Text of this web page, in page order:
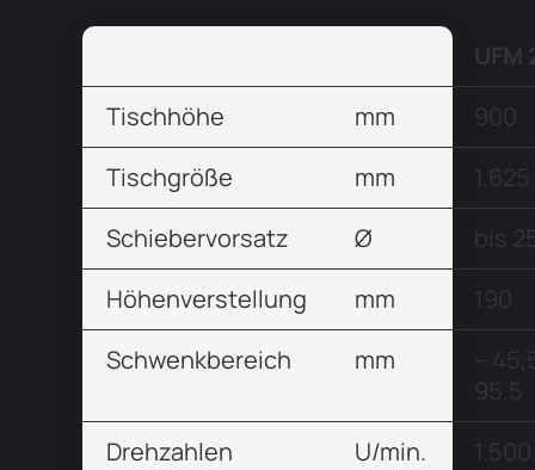
UFM
Tischhöhe
mm
900
Tischgröße
mm
Schiebervorsatz
Ø
bis
Höhenverstellung
mm
190
Schwenkbereich
mm
–
95,5
Drehzahlen
U/min.